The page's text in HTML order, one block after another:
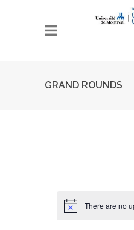
GRAND ROUNDS
There are no